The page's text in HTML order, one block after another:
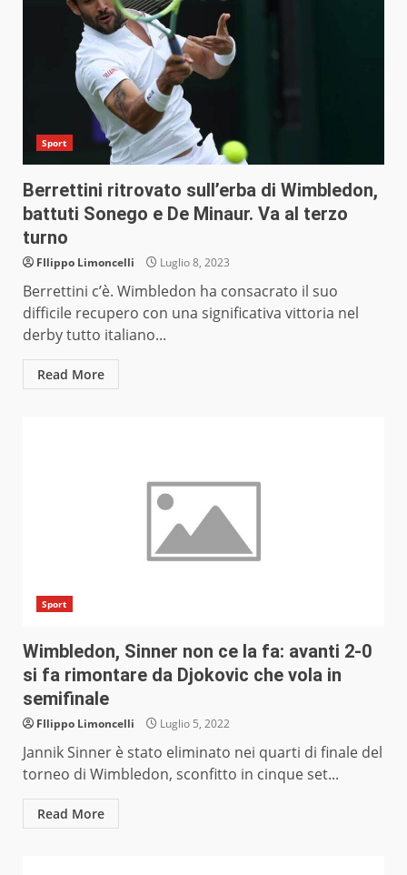
Sport
Berrettini ritrovato sull’erba di Wimbledon,
battuti Sonego e De Minaur. Va al terzo
turno
FIlippo Limoncelli Luglio 8, 2023
Berrettini c’è. Wimbledon ha consacrato il suo
difficile recupero con una significativa vittoria nel
derby tutto italiano...
Read More
Sport
Wimbledon, Sinner non ce la fa: avanti 2-0
si fa rimontare da Djokovic che vola in
semifinale
FIlippo Limoncelli Luglio 5, 2022
Jannik Sinner è stato eliminato nei quarti di finale del
torneo di Wimbledon, sconfitto in cinque set...
Read More